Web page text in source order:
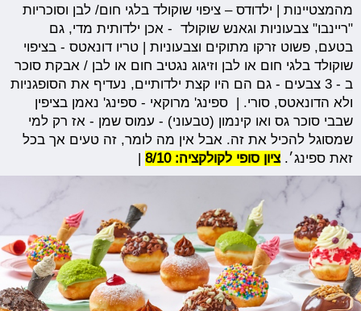
מהמצטיינות | ילדודס – ציפוי שוקולד בלגי חום/ לבן וסוכריות
"ריינבו" צבעוניות וגאנש שוקולד - אכן ילדותית מדי, גם
בטעם, פשוט זרקו מתוקים וצבעוניות | טריו דונאטס - בציפוי
שוקולד בלגי חום או לבן וזיגוג נגטיב חום או לבן / אבקת סוכר
ב - 3 צבעים - גם הם היו קצת ילדותיים, נעדיף את הסופגניות
ולא הדונאטס, סורי. | ספינג' מרוקאי - ספינג' נאמן בציפין
שבבי סוכר גס ואו קינמון (טבעוני) - עמוס שמן - אז רק למי
שמסוגל להכיל את זה. אבל אין מה לומר, זה טעים אך בכל
זאת ספינג׳.ציון סופי לקולקציה: 8/10 |